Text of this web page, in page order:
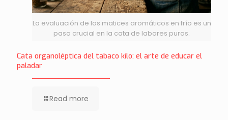
La evaluación de los matices aromáticos en frío es un
paso crucial en la cata de labores puras.
Cata organoléptica del tabaco kilo: el arte de educar el
paladar
Read more